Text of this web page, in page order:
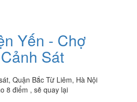
Yến - Chợ
Sát
Quận Bắc Từ Liêm, Hà Nội
8 điểm , sẽ quay lại